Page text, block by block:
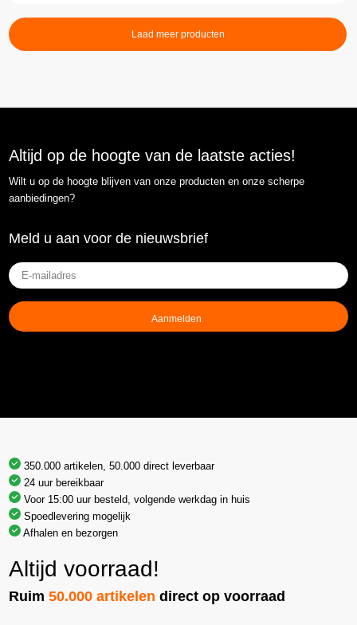
Laad meer producten
Altijd op de hoogte van de laatste acties!
Wilt u op de hoogte blijven van onze producten en onze scherpe
aanbiedingen?
Meld u aan voor de nieuwsbrief
E-
mailadres
(Vereist)
350.000 artikelen, 50.000 direct leverbaar
24 uur bereikbaar
Voor 15:00 uur besteld, volgende werkdag in huis
Spoedlevering mogelijk
Afhalen en bezorgen
Altijd voorraad!
Ruim50.000 artikelen direct op voorraad